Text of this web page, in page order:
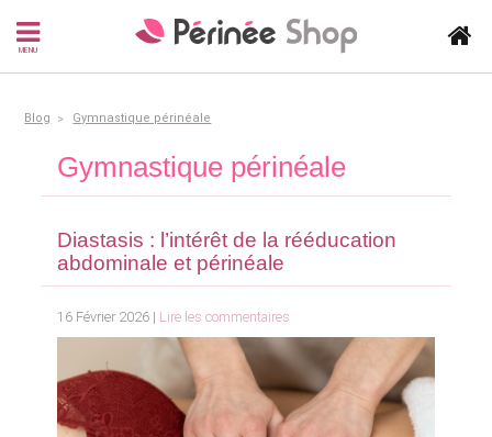
MENU
Blog Gymnastique périnéale
Gymnastique périnéale
Diastasis : l’intérêt de la rééducation
abdominale et périnéale
16 Février 2026 | Lire les commentaires